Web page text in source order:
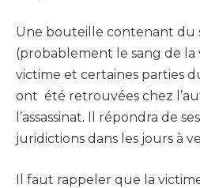
Une bouteille contenant du
(probablement le sang de la
victime et certaines parties
ont été retrouvées chez
l’assassinat. Il répondra de
juridictions dans les jours à
Il faut rappeler que la